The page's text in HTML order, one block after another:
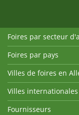
Foires par secteur
Foires par pays
Villes de foires en
Villes
Fournisseurs